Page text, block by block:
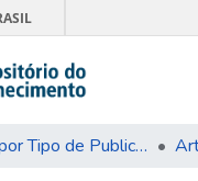
Navegar por Tipo de Publicação